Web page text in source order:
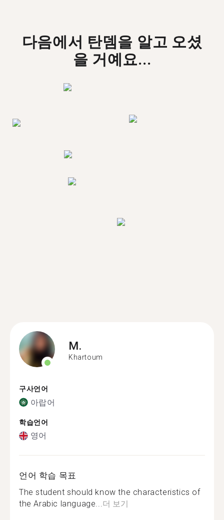
다음에서 탄뎀을 알고 오셨
을 거예요...
M.
Khartoum
구사언어
아랍어
학습언어
영어
언어 학습 목표
The student should know the characteristics of
the Arabic language...더 보기